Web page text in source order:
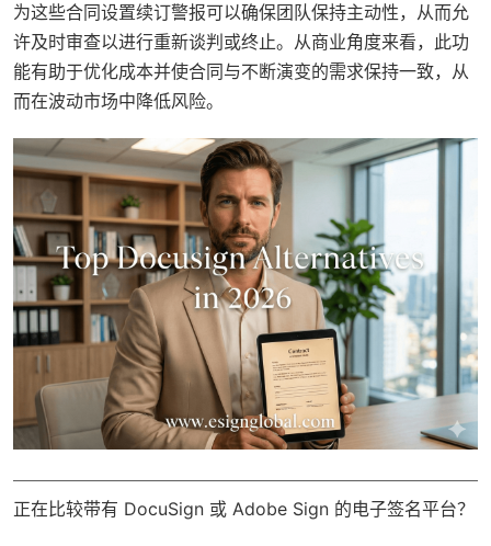
为这些合同设置续订警报可以确保团队保持主动性，从而允
许及时审查以进行重新谈判或终止。从商业角度来看，此功
能有助于优化成本并使合同与不断演变的需求保持一致，从
而在波动市场中降低风险。
正在比较带有 DocuSign 或 Adobe Sign 的电子签名平台？